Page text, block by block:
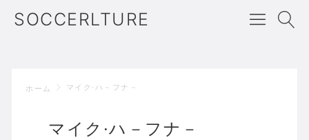
SOCCERLTURE
ホーム マイク·ハ－フナ－
マイク·ハ－フナ－